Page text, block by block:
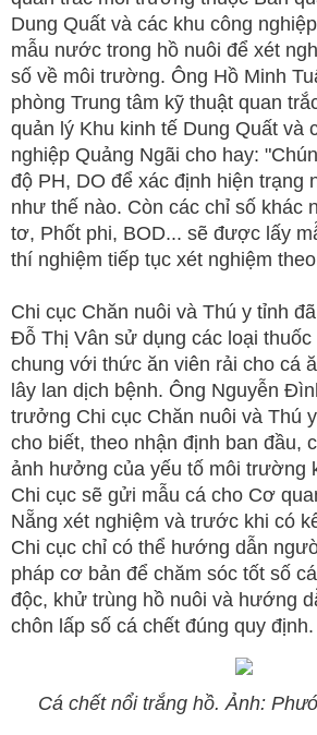
Dung Quất và các khu công
mẫu nước trong hồ nuôi để xét
số về môi trường. Ông Hồ Minh
phòng Trung tâm kỹ thuật quan
quản lý Khu kinh tế Dung Quất và
nghiệp Quảng Ngãi cho hay:
độ PH, DO để xác định hiện trạng
như thế nào. Còn các chỉ số khác
tơ, Phốt phi, BOD... sẽ được lấy
thí nghiệm tiếp tục xét nghiệm
Chi cục Chăn nuôi và Thú y tỉnh
Đỗ Thị Vân sử dụng các loại thuốc
chung với thức ăn viên rải cho cá
lây lan dịch bệnh. Ông Nguyễn
trưởng Chi cục Chăn nuôi và Thú
cho biết, theo nhận định ban đầu,
ảnh hưởng của yếu tố môi trường
Chi cục sẽ gửi mẫu cá cho Cơ
Nẵng xét nghiệm và trước khi có
Chi cục chỉ có thể hướng dẫn
pháp cơ bản để chăm sóc tốt số
độc, khử trùng hồ nuôi và hướng
chôn lấp số cá chết đúng quy định.
Cá chết nổi trắng hồ. Ảnh: